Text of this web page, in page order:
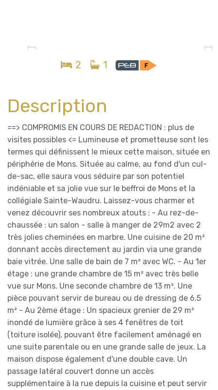
2 1
Description
==> COMPROMIS EN COURS DE REDACTION : plus de
visites possibles <= Lumineuse et prometteuse sont les
termes qui définissent le mieux cette maison, située en
périphérie de Mons. Située au calme, au fond d'un cul-
de-sac, elle saura vous séduire par son potentiel
indéniable et sa jolie vue sur le beffroi de Mons et la
collégiale Sainte-Waudru. Laissez-vous charmer et
venez découvrir ses nombreux atouts : - Au rez-de-
chaussée : un salon - salle à manger de 29m2 avec 2
très jolies cheminées en marbre. Une cuisine de 20 m²
donnant accès directement au jardin via une grande
baie vitrée. Une salle de bain de 7 m² avec WC. - Au 1er
étage : une grande chambre de 15 m² avec très belle
vue sur Mons. Une seconde chambre de 13 m². Une
pièce pouvant servir de bureau ou de dressing de 6.5
m² - Au 2ème étage : Un spacieux grenier de 29 m²
inondé de lumière grâce à ses 4 fenêtres de toit
(toiture isolée), pouvant être facilement aménagé en
une suite parentale ou en une grande salle de jeux. La
maison dispose également d'une double cave. Un
passage latéral couvert donne un accès
supplémentaire à la rue depuis la cuisine et peut servir